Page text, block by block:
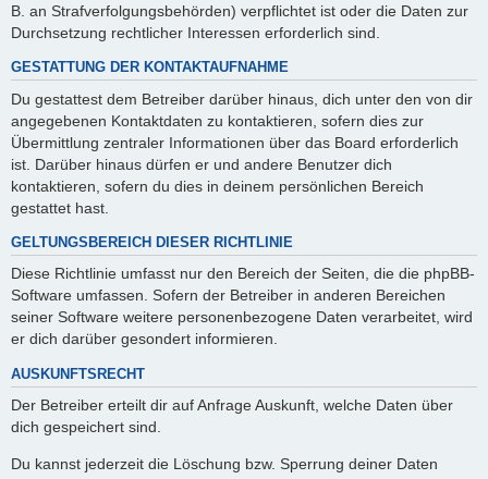
B. an Strafverfolgungsbehörden) verpflichtet ist oder die Daten zur
Durchsetzung rechtlicher Interessen erforderlich sind.
GESTATTUNG DER KONTAKTAUFNAHME
Du gestattest dem Betreiber darüber hinaus, dich unter den von dir
angegebenen Kontaktdaten zu kontaktieren, sofern dies zur
Übermittlung zentraler Informationen über das Board erforderlich
ist. Darüber hinaus dürfen er und andere Benutzer dich
kontaktieren, sofern du dies in deinem persönlichen Bereich
gestattet hast.
GELTUNGSBEREICH DIESER RICHTLINIE
Diese Richtlinie umfasst nur den Bereich der Seiten, die die phpBB-
Software umfassen. Sofern der Betreiber in anderen Bereichen
seiner Software weitere personenbezogene Daten verarbeitet, wird
er dich darüber gesondert informieren.
AUSKUNFTSRECHT
Der Betreiber erteilt dir auf Anfrage Auskunft, welche Daten über
dich gespeichert sind.
Du kannst jederzeit die Löschung bzw. Sperrung deiner Daten